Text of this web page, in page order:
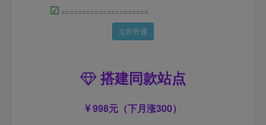
☑ =====================
立即开通
搭建同款站点
998元（下月涨300）